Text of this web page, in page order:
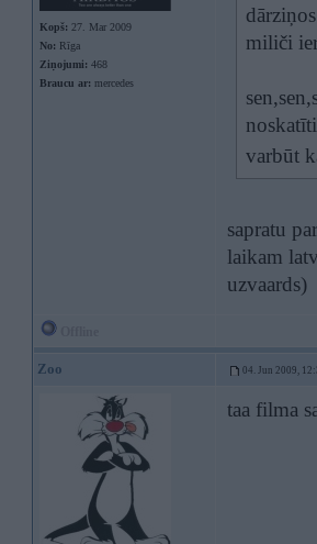
Kopš: 27. Mar 2009
No: Rīga
Ziņojumi: 468
Braucu ar: mercedes
miliči
varbūt
sapratu
laikam
uzvaards)
Zoo 04. Jun 2009,
taa filma